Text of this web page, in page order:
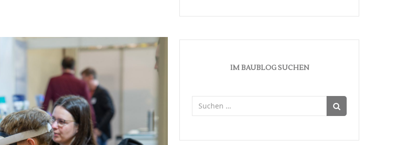
IM BAUBLOG SUCHEN
nach: